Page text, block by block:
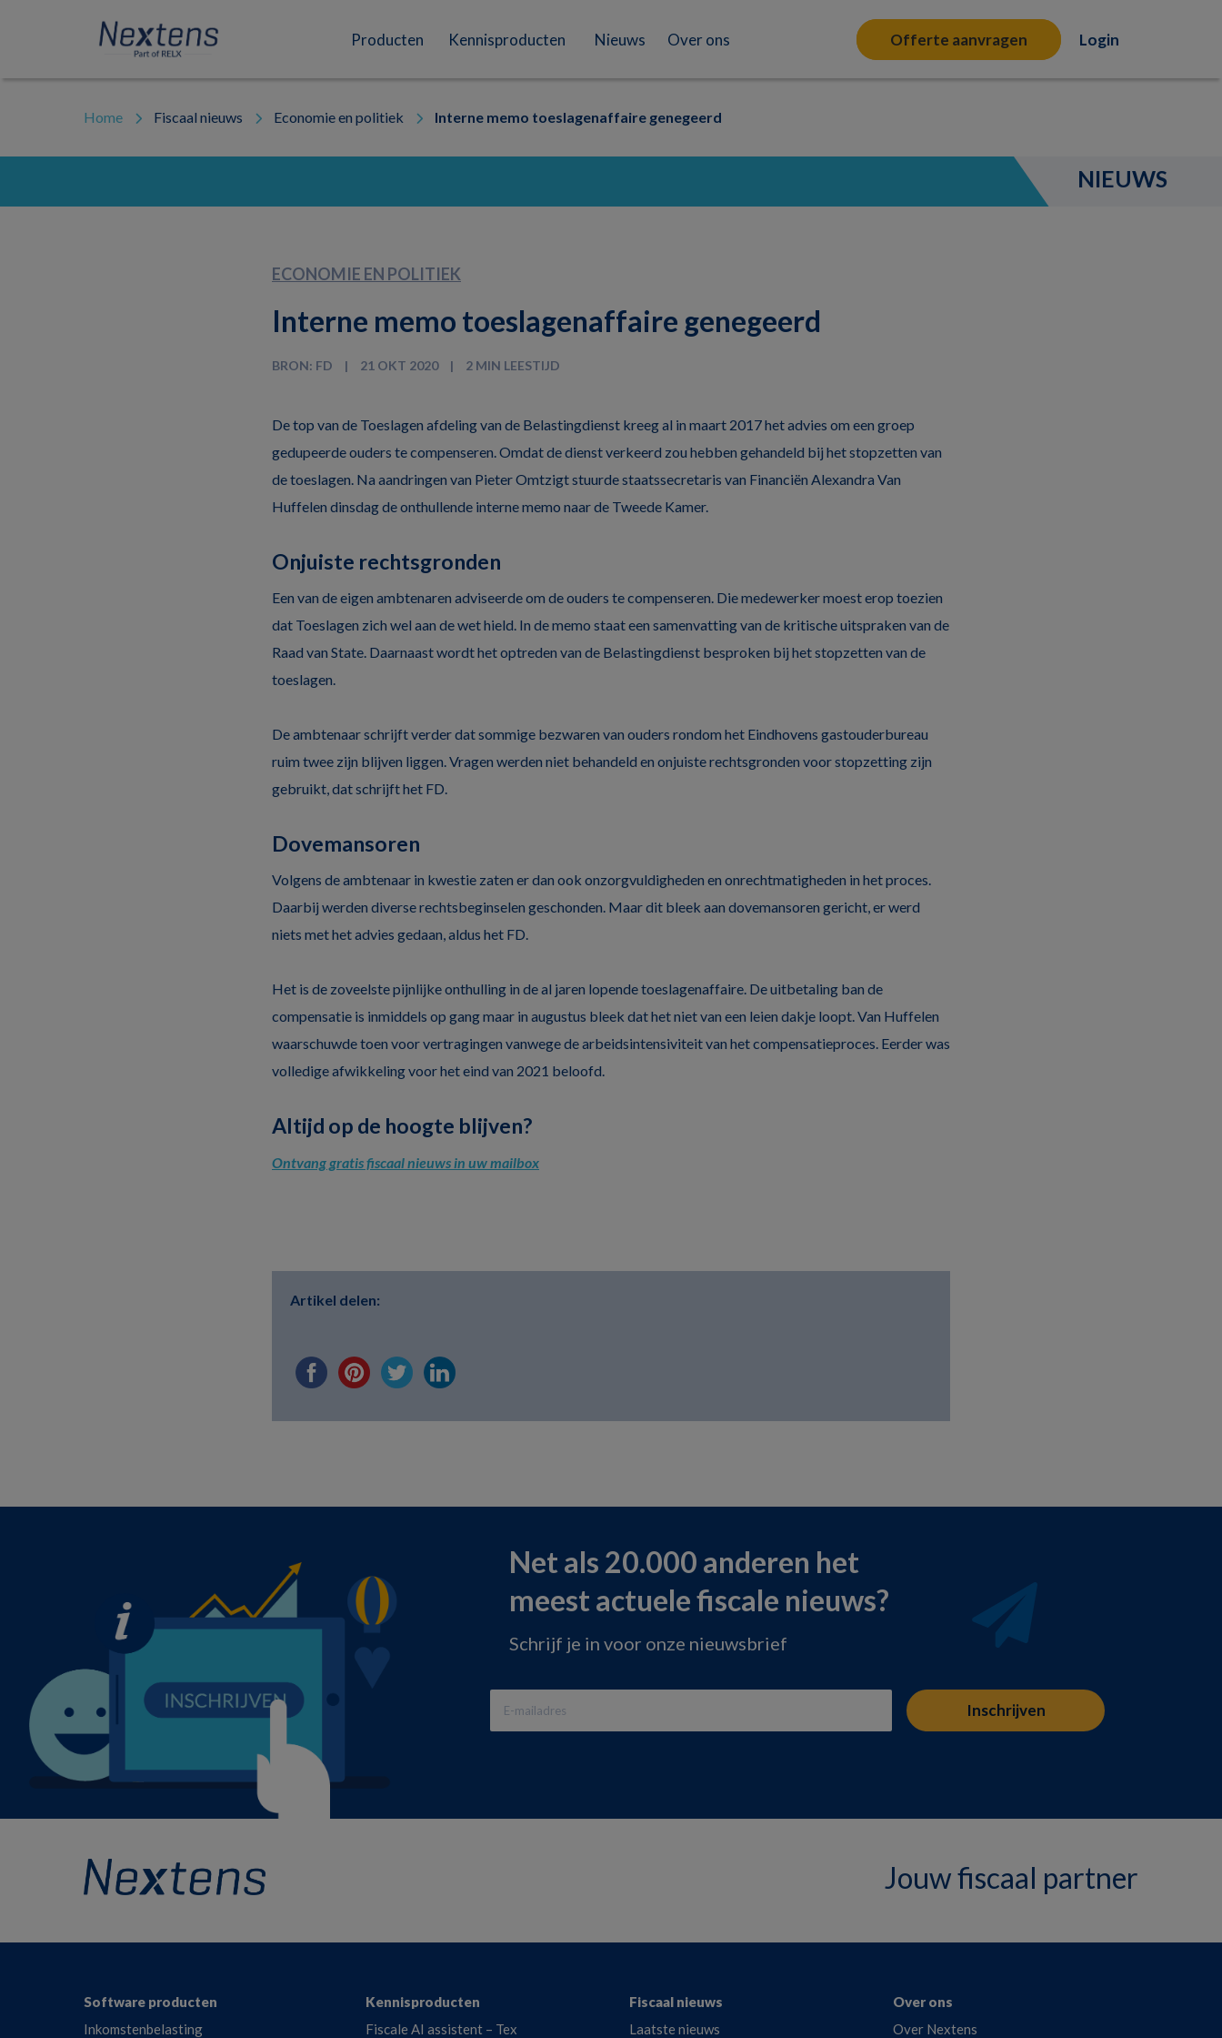
Nextens
Fiscaal
van
professionals
Producten Kennisproducten Nieuws Over ons Offerte aanvragen Login
Home Fiscaal nieuws Economie en politiek Interne memo toeslagenaffaire genegeerd
NIEUWS
ECONOMIE EN POLITIEK
Interne memo toeslagenaffaire genegeerd
BRON: FD 21 OKT 2020 2 MIN LEESTIJD
De top van de Toeslagen afdeling van de Belastingdienst kreeg al in maart 2017 het advies om een groep
gedupeerde ouders te compenseren. Omdat de dienst verkeerd zou hebben gehandeld bij het stopzetten van
de toeslagen. Na aandringen van Pieter Omtzigt stuurde staatssecretaris van Financiën Alexandra Van
Huffelen dinsdag de onthullende interne memo naar de Tweede Kamer.
Onjuiste rechtsgronden
Een van de eigen ambtenaren adviseerde om de ouders te compenseren. Die medewerker moest erop toezien
dat Toeslagen zich wel aan de wet hield. In de memo staat een samenvatting van de kritische uitspraken van de
Raad van State. Daarnaast wordt het optreden van de Belastingdienst besproken bij het stopzetten van de
toeslagen.
De ambtenaar schrijft verder dat sommige bezwaren van ouders rondom het Eindhovens gastouderbureau
ruim twee zijn blijven liggen. Vragen werden niet behandeld en onjuiste rechtsgronden voor stopzetting zijn
gebruikt, dat schrijft het FD.
Dovemansoren
Volgens de ambtenaar in kwestie zaten er dan ook onzorgvuldigheden en onrechtmatigheden in het proces.
Daarbij werden diverse rechtsbeginselen geschonden. Maar dit bleek aan dovemansoren gericht, er werd
niets met het advies gedaan, aldus het FD.
Het is de zoveelste pijnlijke onthulling in de al jaren lopende toeslagenaffaire. De uitbetaling ban de
compensatie is inmiddels op gang maar in augustus bleek dat het niet van een leien dakje loopt. Van Huffelen
waarschuwde toen voor vertragingen vanwege de arbeidsintensiviteit van het compensatieproces. Eerder was
volledige afwikkeling voor het eind van 2021 beloofd.
Altijd op de hoogte blijven?
Ontvang gratis fiscaal nieuws in uw mailbox
Artikel delen:
Net als 20.000 anderen het
meest actuele fiscale nieuws?
Schrijf je in voor onze nieuwsbrief
Jouw fiscaal partner
FooterSoftware producten
Inkomstenbelasting
Kennisproducten
Fiscale AI assistent – Tex
Fiscaal nieuws
Laatste nieuws
Over ons
Over Nextens